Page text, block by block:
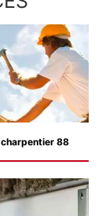
88